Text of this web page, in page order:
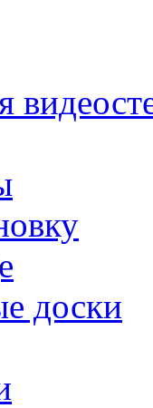
доски